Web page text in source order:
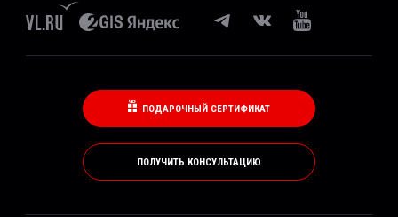
ПОДАРОЧНЫЙ СЕРТИФИКАТ
ПОЛУЧИТЬ КОНСУЛЬТАЦИЮ